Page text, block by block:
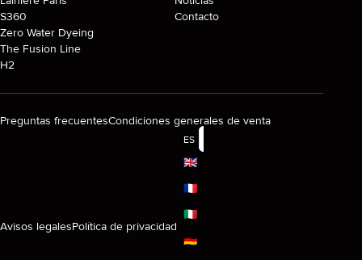
S360
Zero Water Dyeing
The Fusion Line
H2
Contacto
Preguntas frecuentesCondiciones generales de venta
Avisos legalesPolítica de privacidad
ES
🇬🇧
🇫🇷
🇮🇹
🇩🇪